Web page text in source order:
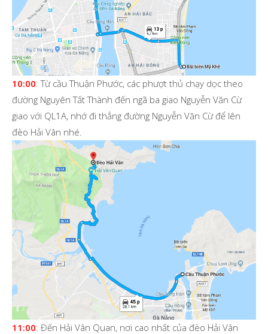
10:00: Từ cầu Thuận Phước, các phượt thủ chạy dọc theo
đường Nguyên Tất Thành đến ngã ba giao Nguyễn Văn Cừ
giao với QL1A, nhớ đi thẳng đường Nguyễn Văn Cừ để lên
đèo Hải Vân nhé.
11:00: Đến Hải Vân Quan, nơi cao nhất của đèo Hải Vân